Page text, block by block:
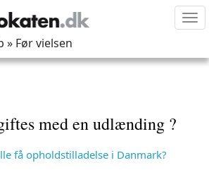
» Før vielsen
med en udlænding ?
få opholdstilladelse i Danmark?